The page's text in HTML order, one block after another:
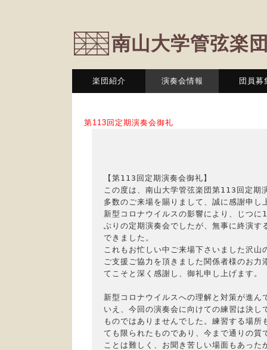
南山大学管弦楽
楽団紹介 演奏会情報 団員募
第113回定期演奏会御礼
【第113回定期演奏会御礼】
この度は、南山大学管弦楽団第113回定期
多数のご来場を賜りまして、誠に感謝申し
新型コロナウイルスの影響により、じつに
ぶりの定期演奏会でしたが、無事に終演す
できました。
これもお忙しい中ご来場下さいました沢山
ご支援ご協力を頂きました関係者様のお力
てこそと深く感謝し、御礼申し上げます。
新型コロナウイルスへの理解と対策が進ん
いえ、今回の演奏会に向けての練習は決し
ものではありませんでした。練習する場所
ても限られたものであり、今まで通りの質
ことは難しく、お聞き苦しい場面もあった